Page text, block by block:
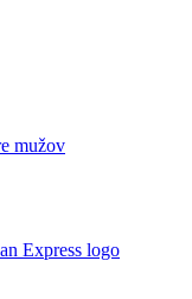
mužov